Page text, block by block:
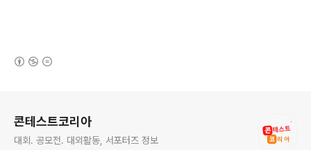
콘테스트코리아
대회. 공모전. 대외활동, 서포터즈 정보